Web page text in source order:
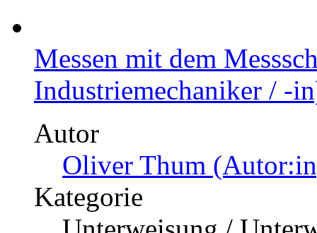
Messen mit dem
Industriemechaniker / -
Autor
Oliver Thum
Kategorie